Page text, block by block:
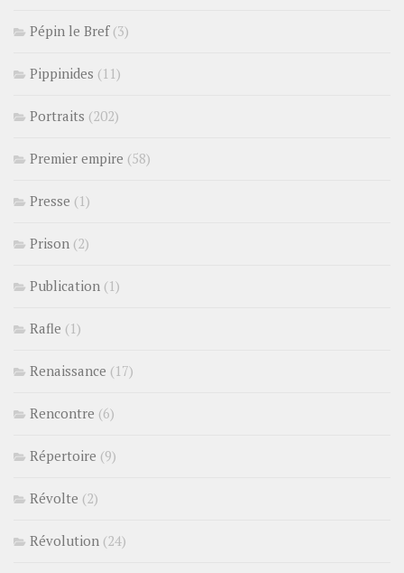
Pépin le Bref(3)
Pippinides (11)
Portraits (202)
Premier empire (58)
Presse (1)
Prison (2)
Publication (1)
Rafle (1)
Renaissance (17)
Rencontre (6)
Répertoire (9)
Révolte (2)
Révolution (24)